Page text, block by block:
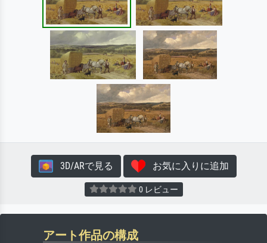
3D/ARで見る お気に入りに追加
0 レビュー
アート作品の構成